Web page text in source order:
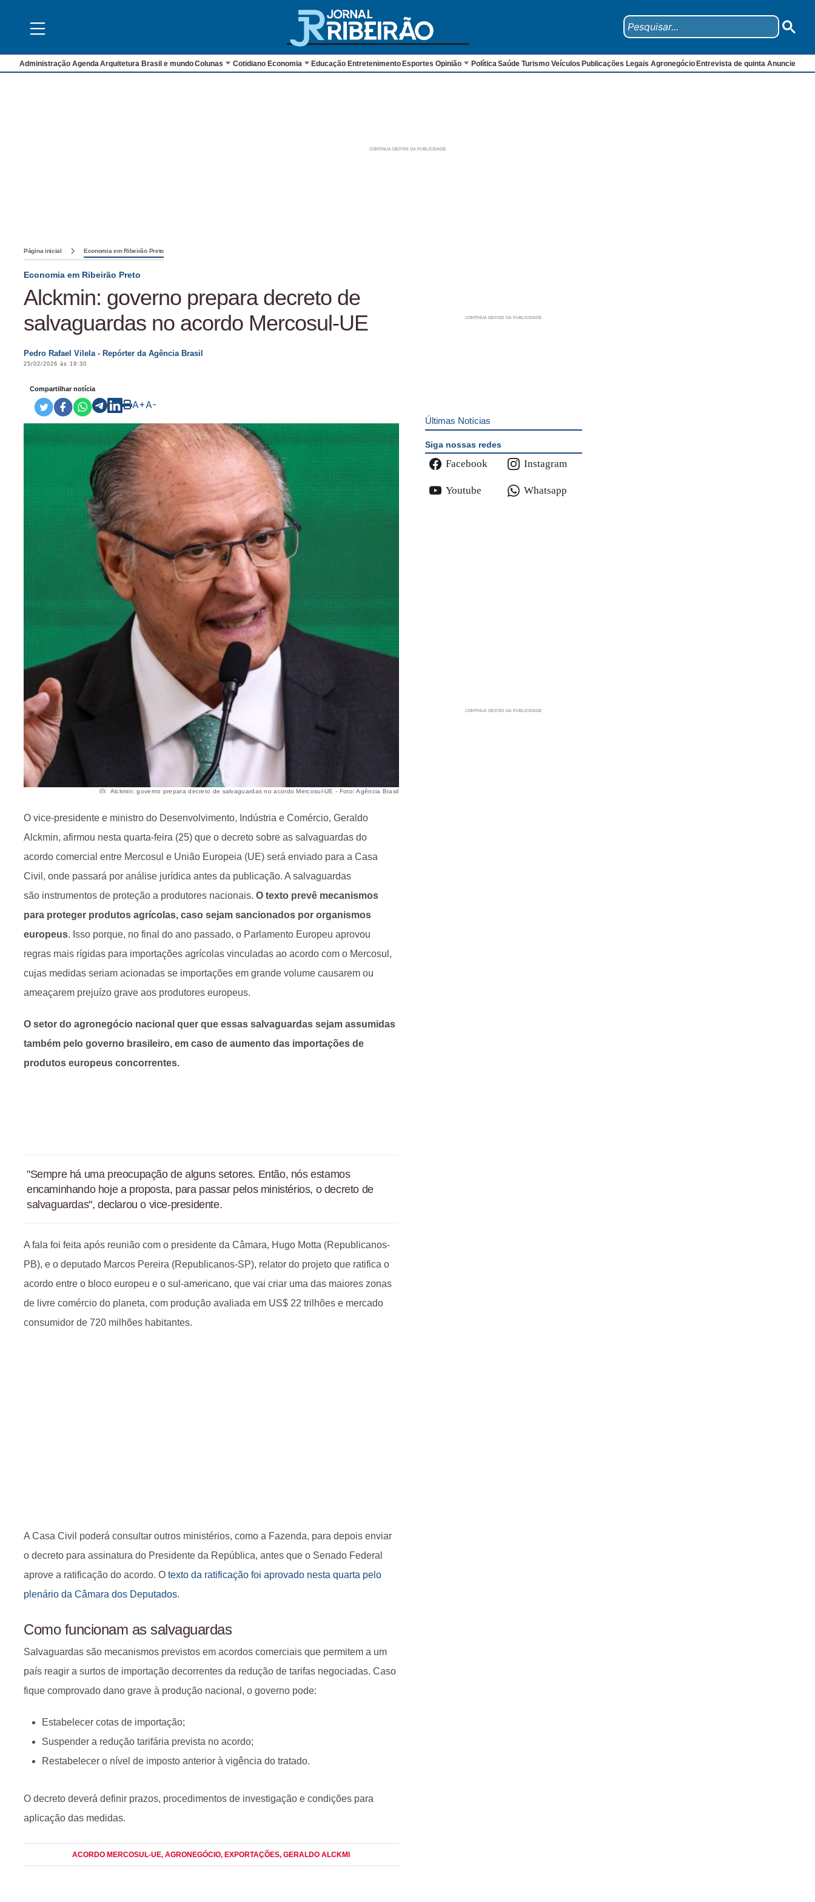
Administração AgendaArquitetura Brasil e mundoColunas Cotidiano Economia Educação Entretenimento Esportes Opinião PolíticaSaúde Turismo Veículos Publicações Legais Agronegócio Entrevista de quinta Anuncie
Página inicial Economia em Ribeirão Preto
Economia em Ribeirão Preto
Alckmin: governo prepara decreto de
salvaguardas no acordo Mercosul-UE
Pedro Rafael Vilela - Repórter da Agência Brasil
25/02/2026 às 19:30
Compartilhar notícia
A+A-
Alckmin: governo prepara decreto de salvaguardas no acordo Mercosul-UE - Foto: Agência Brasil
O vice-presidente e ministro do Desenvolvimento, Indústria e Comércio, Geraldo
Alckmin, afirmou nesta quarta-feira (25) que o decreto sobre as salvaguardas do
acordo comercial entre Mercosul e União Europeia (UE) será enviado para a Casa
Civil, onde passará por análise jurídica antes da publicação. A salvaguardas
são instrumentos de proteção a produtores nacionais. O texto prevê mecanismos
para proteger produtos agrícolas, caso sejam sancionados por organismos
europeus. Isso porque, no final do ano passado, o Parlamento Europeu aprovou
regras mais rígidas para importações agrícolas vinculadas ao acordo com o Mercosul,
cujas medidas seriam acionadas se importações em grande volume causarem ou
ameaçarem prejuízo grave aos produtores europeus.
O setor do agronegócio nacional quer que essas salvaguardas sejam assumidas
também pelo governo brasileiro, em caso de aumento das importações de
produtos europeus concorrentes.
"Sempre há uma preocupação de alguns setores. Então, nós estamos
encaminhando hoje a proposta, para passar pelos ministérios, o decreto de
salvaguardas", declarou o vice-presidente.
A fala foi feita após reunião com o presidente da Câmara, Hugo Motta (Republicanos-
PB), e o deputado Marcos Pereira (Republicanos-SP), relator do projeto que ratifica o
acordo entre o bloco europeu e o sul-americano, que vai criar uma das maiores zonas
de livre comércio do planeta, com produção avaliada em US$ 22 trilhões e mercado
consumidor de 720 milhões habitantes.
A Casa Civil poderá consultar outros ministérios, como a Fazenda, para depois enviar
o decreto para assinatura do Presidente da República, antes que o Senado Federal
aprove a ratificação do acordo. O texto da ratificação foi aprovado nesta quarta pelo
plenário da Câmara dos Deputados.
Como funcionam as salvaguardas
Salvaguardas são mecanismos previstos em acordos comerciais que permitem a um
país reagir a surtos de importação decorrentes da redução de tarifas negociadas. Caso
fique comprovado dano grave à produção nacional, o governo pode:
Estabelecer cotas de importação;
Suspender a redução tarifária prevista no acordo;
Restabelecer o nível de imposto anterior à vigência do tratado.
O decreto deverá definir prazos, procedimentos de investigação e condições para
aplicação das medidas.
ACORDO MERCOSUL-UE, AGRONEGÓCIO, EXPORTAÇÕES, GERALDO ALCKMI
Últimas Notícias
Siga nossas redes
Facebook Instagram
Youtube Whatsapp